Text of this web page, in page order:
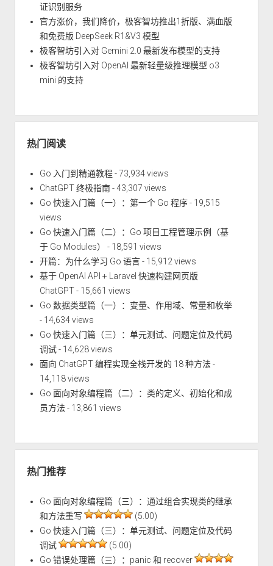
证识别服务
官方涨价，我们降价，极客智坊推出1折版、满血版
和免费版 DeepSeek R1&V3 模型
极客智坊引入对 Gemini 2.0 最新发布模型的支持
极客智坊引入对 OpenAI 最新轻量级推理模型 o3
mini 的支持
热门阅读
Go 入门到精通教程- 73,934 views
ChatGPT 终极指南- 43,307 views
Go 快速入门篇（一）：第一个 Go 程序- 19,515
views
Go 快速入门篇（二）：Go 项目工程管理示例（基
于 Go Modules）
- 18,591 views
开篇：为什么学习 Go 语言- 15,912 views
基于 OpenAI API + Laravel 快速构建网页版
ChatGPT- 15,661 views
Go 数据类型篇（一）：变量、作用域、常量和枚举
- 14,634 views
Go 快速入门篇（三）：单元测试、问题定位及代码
调试- 14,628 views
面向 ChatGPT 编程实现全栈开发的 18 种方法-
14,118 views
Go 面向对象编程篇（二）：类的定义、初始化和成
员方法- 13,861 views
热门推荐
Go 面向对象编程篇（三）：通过组合实现类的继承
和方法重写
(5.00)
Go 快速入门篇（三）：单元测试、问题定位及代码
调试
(5.00)
Go 错误处理篇（三）：panic 和 recover